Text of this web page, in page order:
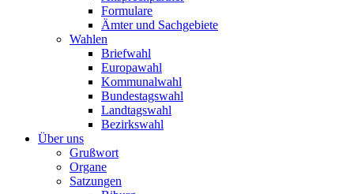
Formulare
Ämter und Sachgebiete
Wahlen
Briefwahl
Europawahl
Kommunalwahl
Bundestagswahl
Landtagswahl
Bezirkswahl
Über uns
Grußwort
Organe
Satzungen